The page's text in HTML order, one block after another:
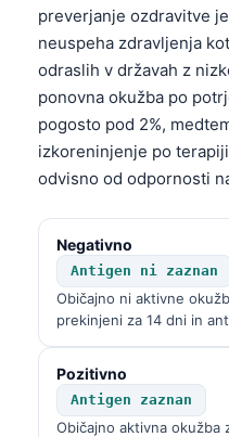
preverjanje ozdravitve
neuspeha zdravljenja
odraslih v državah z
ponovna okužba po
pogosto pod 2%,
izkoreninjenje po
odvisno od odpornosti
Negativno
Antigen ni zaznan
Običajno ni aktivne
prekinjeni za 14 dni in
Pozitivno
Antigen zaznan
Običajno aktivna okužba